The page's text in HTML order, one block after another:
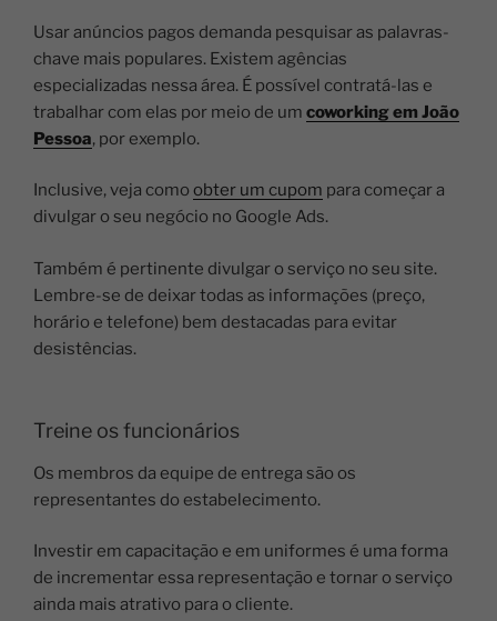
Usar anúncios pagos demanda pesquisar as palavras-
chave mais populares. Existem agências
especializadas nessa área. É possível contratá-las e
trabalhar com elas por meio de um coworking em João
Pessoa, por exemplo.
Inclusive, veja como obter um cupom para começar a
divulgar o seu negócio no Google Ads.
Também é pertinente divulgar o serviço no seu site.
Lembre-se de deixar todas as informações (preço,
horário e telefone) bem destacadas para evitar
desistências.
Treine os funcionários
Os membros da equipe de entrega são os
representantes do estabelecimento.
Investir em capacitação e em uniformes é uma forma
de incrementar essa representação e tornar o serviço
ainda mais atrativo para o cliente.